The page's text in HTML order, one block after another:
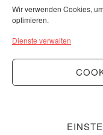
Wir verwenden Cookies,
optimieren.
Dienste verwalten